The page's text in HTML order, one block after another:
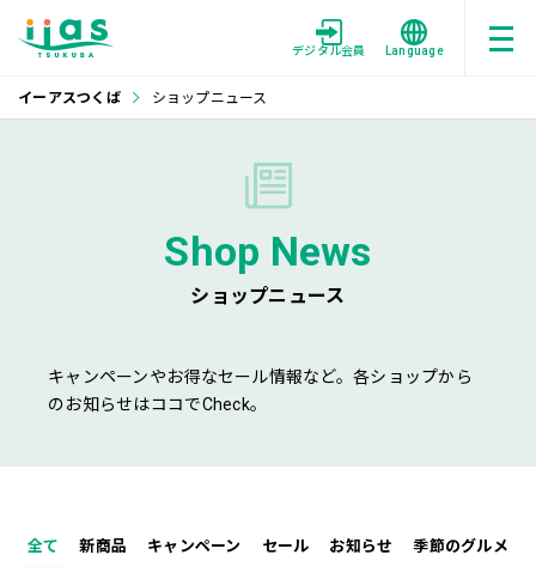
デジタル会員 Language
イーアスつくば ショップニュース
Shop News
ショップニュース
キャンペーンやお得なセール情報など。各ショップから
のお知らせはココでCheck。
全て 新商品 キャンペーン セール お知らせ 季節のグルメ